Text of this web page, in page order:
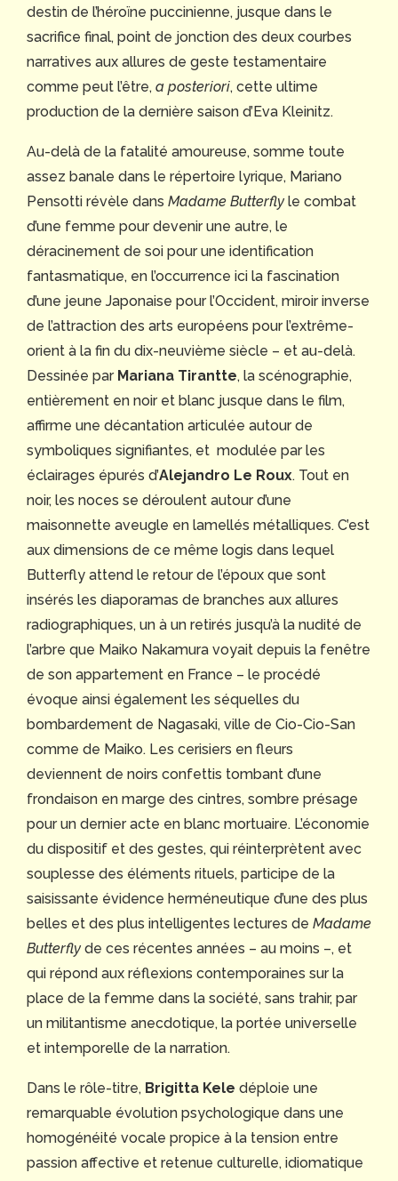
destin de l’héroïne puccinienne, jusque dans le
sacrifice final, point de jonction des deux courbes
narratives aux allures de geste testamentaire
comme peut l’être, a posteriori, cette ultime
production de la dernière saison d’Eva Kleinitz.
Au-delà de la fatalité amoureuse, somme toute
assez banale dans le répertoire lyrique, Mariano
Pensotti révèle dans Madame Butterfly le combat
d’une femme pour devenir une autre, le
déracinement de soi pour une identification
fantasmatique, en l’occurrence ici la fascination
d’une jeune Japonaise pour l’Occident, miroir inverse
de l’attraction des arts européens pour l’extrême-
orient à la fin du dix-neuvième siècle – et au-delà.
Dessinée par Mariana Tirantte, la scénographie,
entièrement en noir et blanc jusque dans le film,
affirme une décantation articulée autour de
symboliques signifiantes, et modulée par les
éclairages épurés d’Alejandro Le Roux. Tout en
noir, les noces se déroulent autour d’une
maisonnette aveugle en lamellés métalliques. C’est
aux dimensions de ce même logis dans lequel
Butterfly attend le retour de l’époux que sont
insérés les diaporamas de branches aux allures
radiographiques, un à un retirés jusqu’à la nudité de
l’arbre que Maiko Nakamura voyait depuis la fenêtre
de son appartement en France – le procédé
évoque ainsi également les séquelles du
bombardement de Nagasaki, ville de Cio-Cio-San
comme de Maiko. Les cerisiers en fleurs
deviennent de noirs confettis tombant d’une
frondaison en marge des cintres, sombre présage
pour un dernier acte en blanc mortuaire. L’économie
du dispositif et des gestes, qui réinterprètent avec
souplesse des éléments rituels, participe de la
saisissante évidence herméneutique d’une des plus
belles et des plus intelligentes lectures de Madame
Butterfly de ces récentes années – au moins –, et
qui répond aux réflexions contemporaines sur la
place de la femme dans la société, sans trahir, par
un militantisme anecdotique, la portée universelle
et intemporelle de la narration.
Dans le rôle-titre, Brigitta Kele déploie une
remarquable évolution psychologique dans une
homogénéité vocale propice à la tension entre
passion affective et retenue culturelle, idiomatique